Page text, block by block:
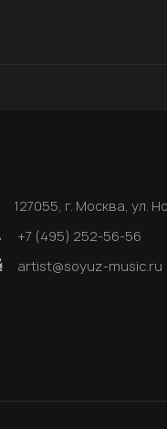
127055, г. Москва, ул.
+7 (495) 252-56-56
artist@soyuz-music.ru